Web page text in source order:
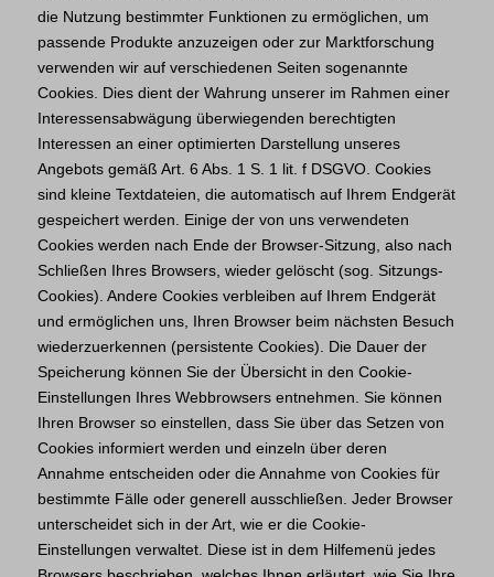
die Nutzung bestimmter Funktionen zu ermöglichen, um
passende Produkte anzuzeigen oder zur Marktforschung
verwenden wir auf verschiedenen Seiten sogenannte
Cookies. Dies dient der Wahrung unserer im Rahmen einer
Interessensabwägung überwiegenden berechtigten
Interessen an einer optimierten Darstellung unseres
Angebots gemäß Art. 6 Abs. 1 S. 1 lit. f DSGVO. Cookies
sind kleine Textdateien, die automatisch auf Ihrem Endgerät
gespeichert werden. Einige der von uns verwendeten
Cookies werden nach Ende der Browser-Sitzung, also nach
Schließen Ihres Browsers, wieder gelöscht (sog. Sitzungs-
Cookies). Andere Cookies verbleiben auf Ihrem Endgerät
und ermöglichen uns, Ihren Browser beim nächsten Besuch
wiederzuerkennen (persistente Cookies). Die Dauer der
Speicherung können Sie der Übersicht in den Cookie-
Einstellungen Ihres Webbrowsers entnehmen. Sie können
Ihren Browser so einstellen, dass Sie über das Setzen von
Cookies informiert werden und einzeln über deren
Annahme entscheiden oder die Annahme von Cookies für
bestimmte Fälle oder generell ausschließen. Jeder Browser
unterscheidet sich in der Art, wie er die Cookie-
Einstellungen verwaltet. Diese ist in dem Hilfemenü jedes